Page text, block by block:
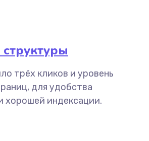
трёх кликов и уровень
для удобства
хорошей индексации.